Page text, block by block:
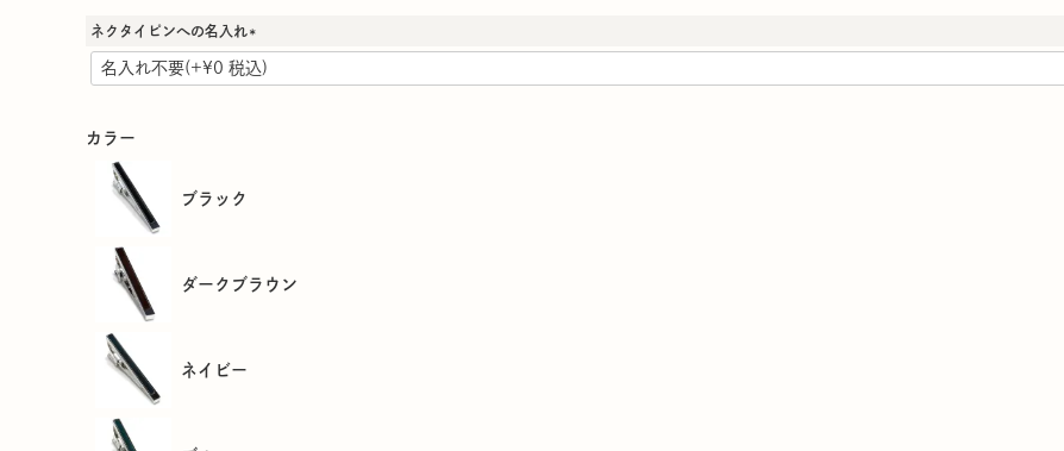
ネクタイピンへの名入れ
(
必
カラー
ブラック
ダークブラウン
ネイビー